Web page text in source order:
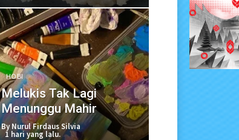
HOBI
Melukis Tak Lagi
Menunggu Mahir
By Nurul Firdaus Silvia
1 hari yang lalu.